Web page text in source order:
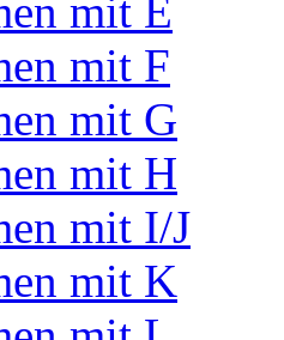
mit E
mit F
mit G
mit H
mit I/J
mit K